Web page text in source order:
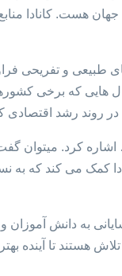
کشور وسیع جهان هست.
سال هایی که
در روند رشد
کرد. میتوان
برنامه به استان های
به دانش آموزان
هستند تا آینده